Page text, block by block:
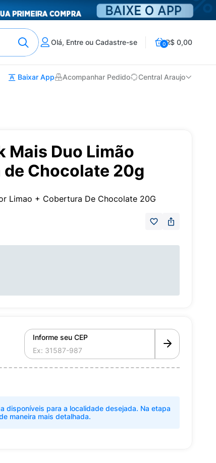
Olá, Entre ou Cadastre-se 0R$ 0,00
Baixar App Acompanhar Pedido Central Araujo
Mais Duo Limão
Chocolate 20g
Limao + Cobertura De Chocolate 20G
Informe seu CEP
disponíveis para a localidade desejada. Na etapa
maneira mais detalhada.